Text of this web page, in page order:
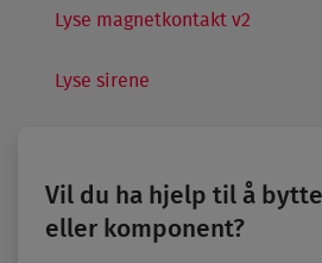
Lyse magnetkontakt v2
Lyse sirene
Vil du ha hjelp til å
eller komponent?